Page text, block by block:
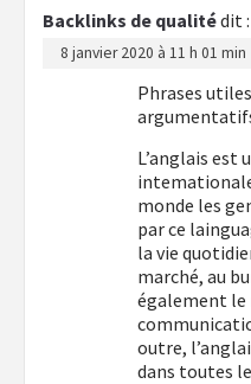
Backlinks de qualitédit :
8 janvier 2020 à 11 h 01 min
Phrases
L’anglais est
monde les
par ce
la vie
marché, au
également le
outre,
dans toutes